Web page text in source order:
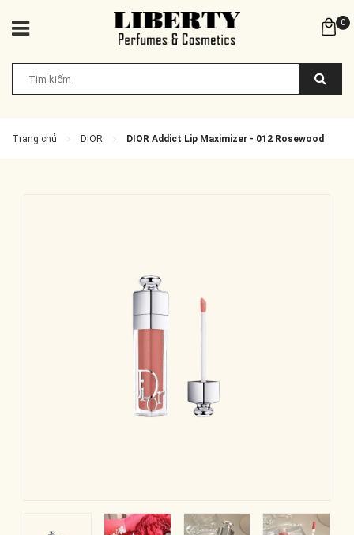
0
Trang chủ DIOR DIOR Addict Lip Maximizer - 012 Rosewood